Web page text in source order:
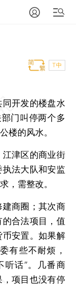
T中
开发的楼盘水
门叫停两个多
楼的风水。
津区的商业街
法大队和安监
，需整改。
商圈；其次商
合法项目，值
安置。如果解
有些不耐烦，
听话”。几番商
项目也没有停